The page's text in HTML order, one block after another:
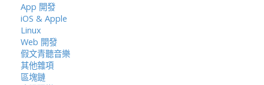
App 開發
iOS & Apple
Linux
Web 開發
假文青聽音樂
其他雜項
區塊鏈